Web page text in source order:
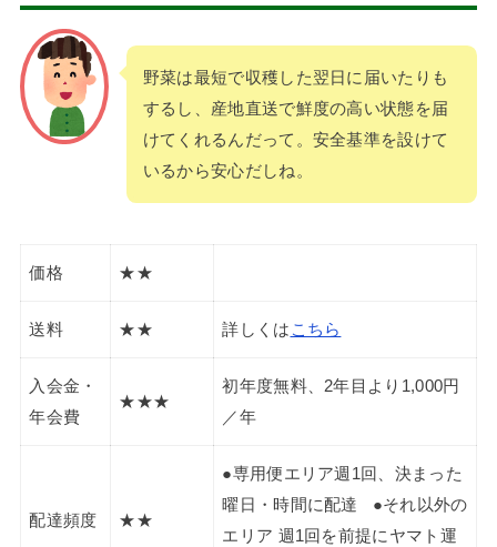
野菜は最短で収穫した翌日に届いたりも
するし、産地直送で鮮度の高い状態を届
けてくれるんだって。安全基準を設けて
いるから安心だしね。
価格 ★★
送料 ★★ 詳しくは こちら
入会金・
年会費
★★★
初年度無料、2年目より1,000円
／年
配達頻度 ★★
●専用便エリア週1回、決まった
曜日・時間に配達 ●それ以外の
エリア 週1回を前提にヤマト運